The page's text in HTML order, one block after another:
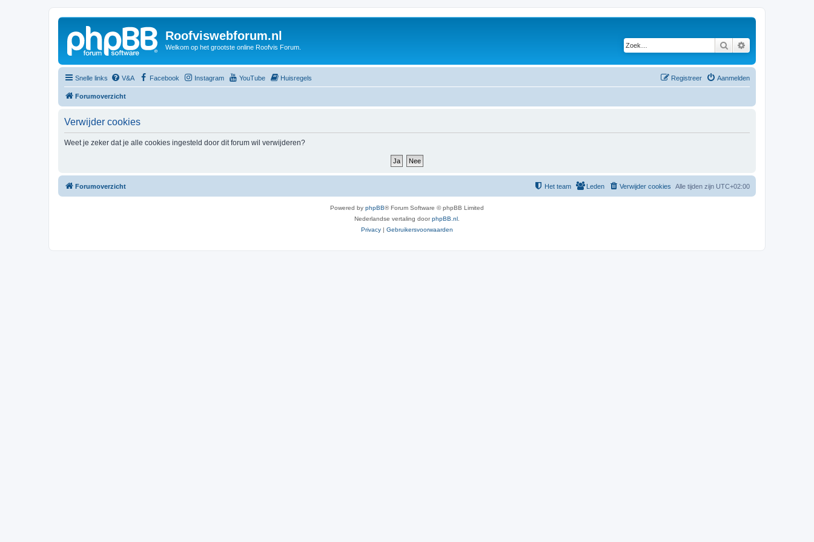
Roofviswebforum.nl
Welkom op het grootste online Roofvis Forum. Zoek
Snelle links V&A Facebook Instagram YouTube Huisregels Aanmelden
Registreer
Forumoverzicht
Verwijder cookies
Weet je zeker dat je alle cookies ingesteld door dit forum wil verwijderen?
Forumoverzicht Alle tijden zijn UTC+02:00
Verwijder cookies
Leden
Het team
Powered by phpBB® Forum Software © phpBB Limited
Nederlandse vertaling doorphpBB.nl
Privacy | Gebruikersvoorwaarden